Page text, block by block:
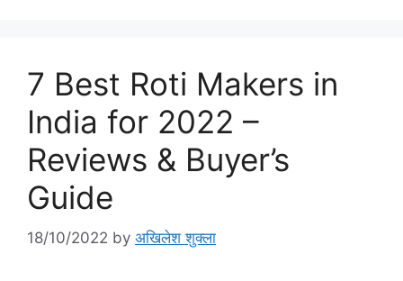
7 Best Roti Makers in
India for 2022 –
Reviews & Buyer’s
Guide
18/10/2022 by अखिलेश शुक्ला